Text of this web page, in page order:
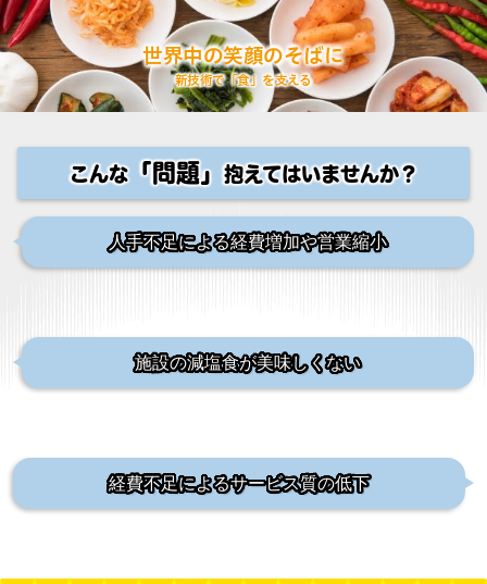
世界中の笑顔のそばに
新技術で「食」を支える
こんな「問題」抱えてはいませんか？
人手不足による経費増加や営業縮小
施設の減塩食が美味しくない
経費不足によるサービス質の低下